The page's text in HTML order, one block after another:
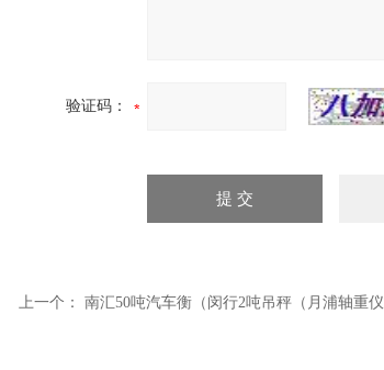
验证码：
上一个： 南汇50吨汽车衡（闵行2吨吊秤（月浦轴重仪